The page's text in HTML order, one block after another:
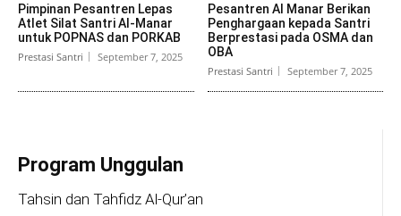
Pimpinan Pesantren Lepas
Atlet Silat Santri Al-Manar
untuk POPNAS dan PORKAB
Prestasi Santri September 7, 2025
Pesantren Al Manar Berikan
Penghargaan kepada Santri
Berprestasi pada OSMA dan
OBA
Prestasi Santri September 7, 2025
Program Unggulan
Tahsin dan Tahfidz Al-Qur’an